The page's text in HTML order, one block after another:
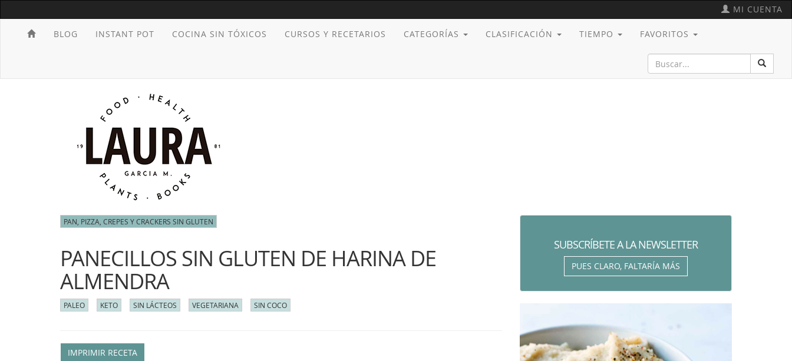
MI CUENTA
BLOG INSTANT POT COCINA SIN TÓXICOS CURSOS Y RECETARIOS CATEGORÍAS CLASIFICACIÓN TIEMPO FAVORITOS
PAN, PIZZA, CREPES Y CRACKERS SIN GLUTEN
PANECILLOS SIN GLUTEN DE HARINA DE
ALMENDRA
PALEO KETO SIN LÁCTEOS VEGETARIANA SIN COCO
IMPRIMIR RECETA
SUBSCRÍBETE A LA NEWSLETTER
PUES CLARO, FALTARÍA MÁS